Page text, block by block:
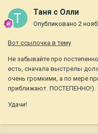
Таня с Олли
Опубликовано 2
Вот ссылочка в тему
Не забывайте про
есть, сначала выстрелы
очень громкими, а по мере
приближают. ПОСТЕПЕННО!).
Удачи!